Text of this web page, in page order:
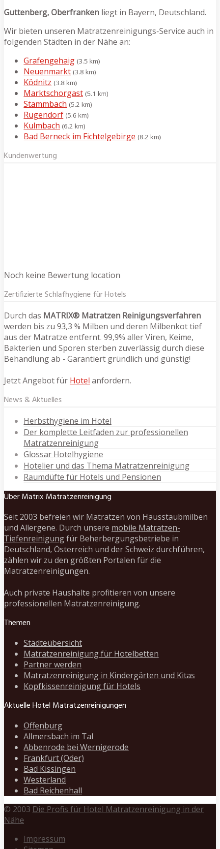
Guttenberg, Oberfranken liegt in Bayern, Deutschland.
Wir bieten unseren Matratzenreinigungs-Service auch in
folgenden Städten in der Nähe an:
Grafengehaig (3.5 km)
Neuenmarkt (3.8 km)
Ködnitz (3.8 km)
Marktschorgast (5.1 km)
Stammbach (5.2 km)
Rugendorf (5.6 km)
Kulmbach (6.2 km)
Bad Berneck im Fichtelgebirge (8.2 km)
Kundenwertung
Noch keine Bewertung location
Zertifizierte Schlafhygiene für Hotels
Durch das MATRIX® Matratzen Reinigungsverfahren
werden bis zu 93,3 % Milben und deren Milbenkot tief
aus der Matratze entfernt. 99,9% aller Viren, Keime,
Bakterien und Sporen sterben zuverlässig durch diese
Behandlung ab - Garantiert gründlich und günstig!
Jetzt Angebot für Hotel anfordern.
News & Aktuelles
Herbsthygiene im Hotel
Der komplette Leitfaden zur professionellen
Matratzenreinigung
Glossar Hotelhygiene
Hotelier und das Thema Matratzenreinigung
Raumdüfte für Hotels und Pensionen
Über Matrix Matratzenreinigung
Seit 2003 befreien wir Matratzen von Hausstaubmilben
und Allergene. Durch unsere mobile Matratzen-
Tiefenreinigungfür Beherbergungsbetriebe in
Deutschland, Österreich und der Schweiz durchführen,
zählen wir zu den größten Portalen für die
Matratzenreinigungen.
Auch private Haushalte profitieren von unsere
professionellen Matratzenreinigung.
Themen
Städteübersicht
Matratzenreinigung für Hotelbetten
Partner werden
Matratzenreinigung in Kindergärten und Kitas
Kopfkissenreinigung für Hotels
Aktuelle Hotel Matratzenreinigungen
Offenburg
Allmersbach im Tal
Abbenrode bei Wernigerode
Frankfurt (Oder)
Bad Kissingen
Westerland
Bad Reichenhall
© 2003 Die Profis für Hotel Matratzenreinigung in der
Nähe
Impressum